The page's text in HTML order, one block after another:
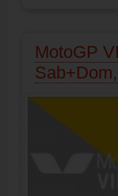
MotoGP